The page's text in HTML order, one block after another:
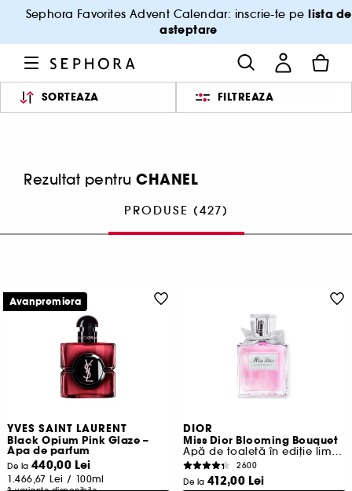
Sephora Favorites Advent Calendar: inscrie-te pelista de
asteptare
SORTEAZA FILTREAZA
Rezultat pentru CHANEL
PRODUSE (427)
YVES SAINT LAURENT
Black Opium Pink Glaze –
Apa de parfum
De la 440,00 Lei
1.466,67 Lei / 100ml
Avanpremiera
DIOR
Miss Dior Blooming Bouquet
Apă de toaletă în ediție limitată
2600
De la 412,00 Lei